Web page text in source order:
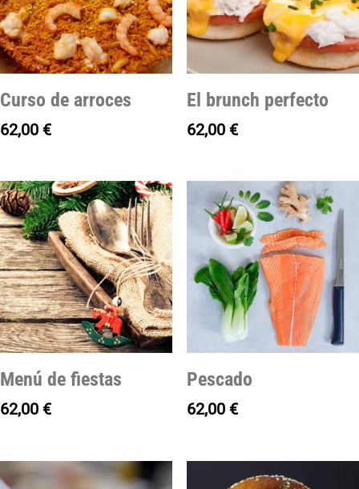
Curso de arroces
62,00 €
El brunch perfecto
62,00 €
Menú de fiestas
62,00 €
Pescado
62,00 €